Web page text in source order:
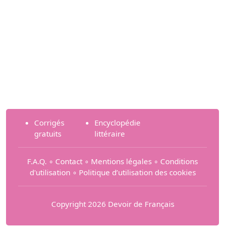
Corrigés
gratuits
Encyclopédie
littéraire
F.A.Q. ∘ Contact ∘ Mentions légales ∘ Conditions
d'utilisation ∘ Politique d’utilisation des cookies
Copyright 2026 Devoir de Français